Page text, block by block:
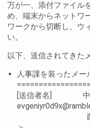
万が一、添付ファイル
め、端末からネットワ
ワークから切断し、ウ
い。
以下、送信されてきた
人事課を装ったメー
[送信者名] 中
西村裕子 ＜